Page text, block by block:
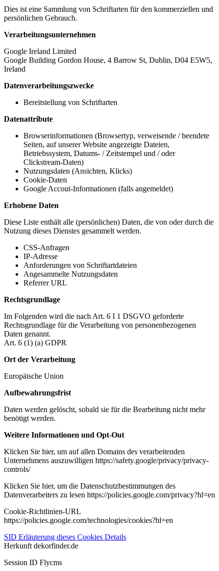
Dies ist eine Sammlung von Schriftarten für den kommerziellen und
persönlichen Gebrauch.
Verarbeitungsunternehmen
Google Ireland Limited
Google Building Gordon House, 4 Barrow St, Dublin, D04 E5W5,
Ireland
Datenverarbeitungszwecke
Bereitstellung von Schriftarten
Datenattribute
Browserinformationen (Browsertyp, verweisende / beendete
Seiten, auf unserer Website angezeigte Dateien,
Betriebssystem, Datums- / Zeitstempel und / oder
Clickstream-Daten)
Nutzungsdaten (Ansichten, Klicks)
Cookie-Daten
Google Accout-Informationen (falls angemeldet)
Erhobene Daten
Diese Liste enthält alle (persönlichen) Daten, die von oder durch die
Nutzung dieses Dienstes gesammelt werden.
CSS-Anfragen
IP-Adresse
Anforderungen von Schriftartdateien
Angesammelte Nutzungsdaten
Referrer URL
Rechtsgrundlage
Im Folgenden wird die nach Art. 6 I 1 DSGVO geforderte
Rechtsgrundlage für die Verarbeitung von personenbezogenen
Daten genannt.
Art. 6 (1) (a) GDPR
Ort der Verarbeitung
Europäische Union
Aufbewahrungsfrist
Daten werden gelöscht, sobald sie für die Bearbeitung nicht mehr
benötigt werden.
Weitere Informationen und Opt-Out
Klicken Sie hier, um auf allen Domains des verarbeitenden
Unternehmens auszuwilligen https://safety.google/privacy/privacy-
controls/
Klicken Sie hier, um die Datenschutzbestimmungen des
Datenverarbeiters zu lesen https://policies.google.com/privacy?hl=en
Cookie-Richtlinien-URL
https://policies.google.com/technologies/cookies?hl=en
SID Erläuterung dieses Cookies Details
Herkunft dekorfinder.de
Session ID Flycms